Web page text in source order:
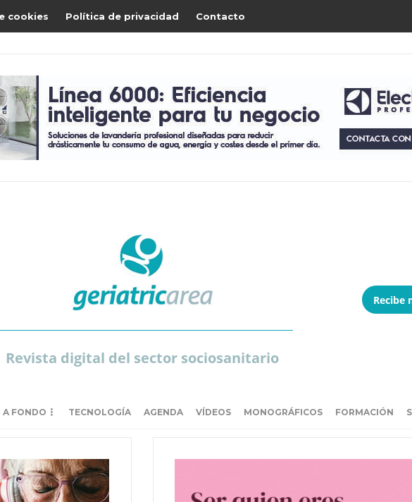
cookies Política de privacidad Contacto
Revista digital del sector sociosanitario
Recibe
A FONDO TECNOLOGÍA AGENDA VÍDEOS MONOGRÁFICOS FORMACIÓN